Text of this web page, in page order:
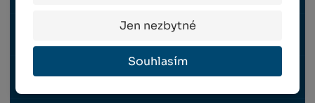
Jen nezbytné
Souhlasím
OSTATNÍ